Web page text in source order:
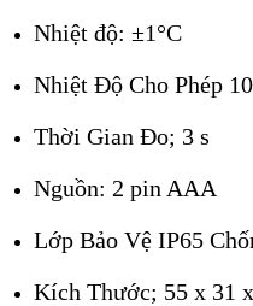
Nhiệt độ: ±1°C
Nhiệt Độ Cho Phép
Thời Gian Đo; 3 s
Nguồn: 2 pin AAA
Lớp Bảo Vệ IP65
Kích Thước; 55 x 31